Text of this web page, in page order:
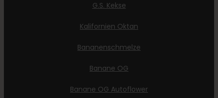
G.S. Kekse
Kalifornien Oktan
Bananenschmelze
Banane OG
Banane OG Autoflower